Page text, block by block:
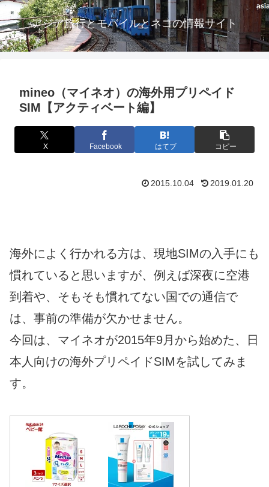
アジア旅行とモバイルとネコの情報サイト
mineo（マイネオ）の海外用プリペイド
SIM【アクティベート編】
X Facebook はてブ コピー
2015.10.04 2019.01.20
海外によく行かれる方は、現地SIMの入手にも
慣れていると思いますが、例えば深夜に空港
到着や、そもそも慣れてない国での通信で
は、事前の準備が欠かせません。
今回は、マイネオが2015年9月から始めた、日
本人向けの海外プリペイドSIMを試してみま
す。